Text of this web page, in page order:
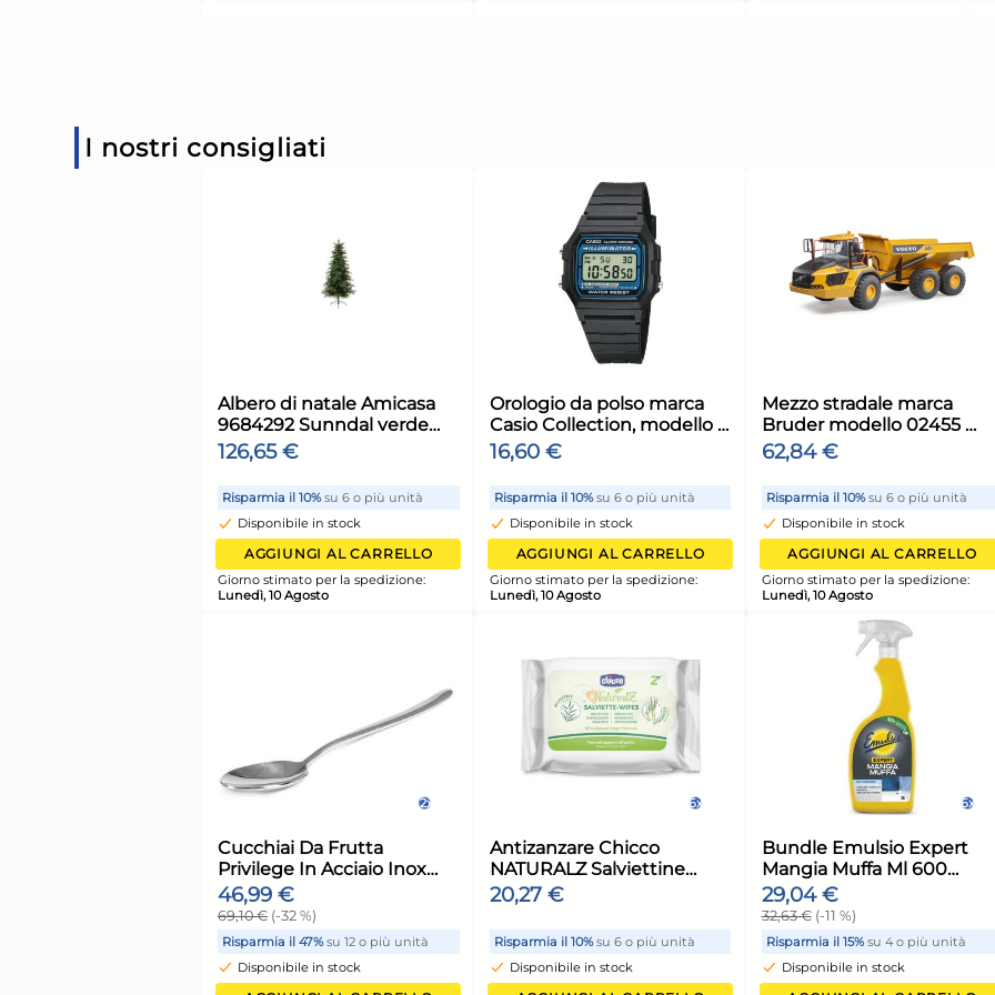
Giorno stimato per la spedizione:
H&H Confezione 3 bicchieri
Fruits in vetro decorato cl.
25
5,53 €
Risparmia il 13%
su 15 o più unità
Giorno stimato per la spedizione:
Lunedì, 10 Agosto
H&H Confezioni 4 bicchieri
Lenox in vetro rigato cl 36
39,21 €
44,56 €(-12 %)
su 15 o più unità
AGGIUNGI AL CARRELLO
Giorno stimato per la spedizione:
Lunedì, 10 Agosto
6x
24x
I nostri consigliati